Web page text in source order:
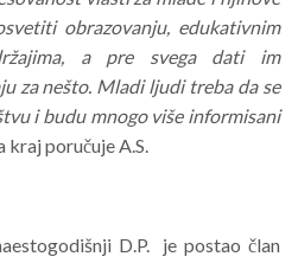
obrazovanju, edukativnim
a pre svega dati im
za nešto. Mladi ljudi treba da se
i budu mnogo više informisani
kraj poručuje A.S.
D.P. je postao član